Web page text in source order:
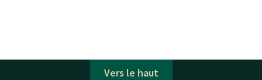
Vers le haut